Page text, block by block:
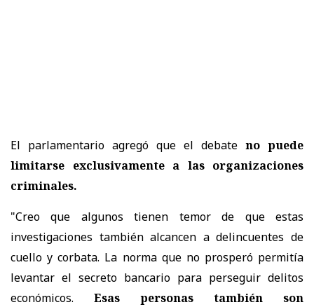
El parlamentario agregó que el debate no puede
limitarse exclusivamente a las organizaciones
criminales.
"Creo que algunos tienen temor de que estas
investigaciones también alcancen a delincuentes de
cuello y corbata. La norma que no prosperó permitía
levantar el secreto bancario para perseguir delitos
económicos. Esas personas también son